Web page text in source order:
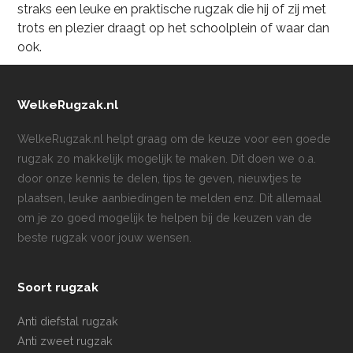
straks een leuke en praktische rugzak die hij of zij met
trots en plezier draagt op het schoolplein of waar dan
ook.
WelkeRugzak.nl
WelkeRugzak.nl helpt graag om de keuze voor een goede
rugzak zo makkelijk mogelijk te maken. Dit doen we o.a.
door onze kennis te delen, tips te geven, nieuwtjes te
plaatsen, leuke aanbiedingen te melden enz. Dit allemaal
om je zo goed mogelijk te helpen bij de keuzen van de
beste rugzak voor jouw wensen.
Soort rugzak
Anti diefstal rugzak
Anti zweet rugzak